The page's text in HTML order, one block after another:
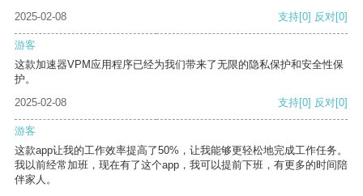
2025-02-08 支持[0] 反对[0]
游客
这款加速器VPM应用程序已经为我们带来了无限的隐私保护和安全性保
护。
2025-02-08
支持[0] 反对[0]
游客
这款app让我的工作效率提高了50%，让我能够更轻松地完成工作任务。
我以前经常加班，现在有了这个app，我可以提前下班，有更多的时间陪
伴家人。